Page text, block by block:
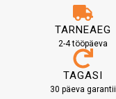
TARNEAEG
2-4 tööpäeva
TAGASI
30 päeva garantii